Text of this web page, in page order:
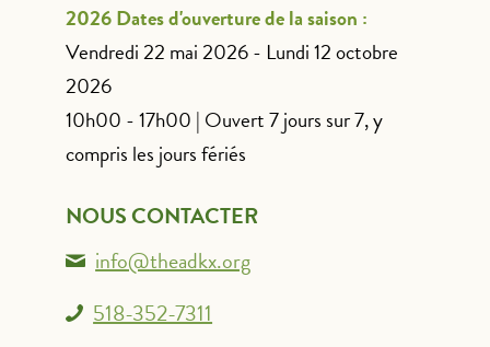
2026 Dates d'ouverture de la saison :
Vendredi 22 mai 2026 - Lundi 12 octobre
2026
10h00 - 17h00 | Ouvert 7 jours sur 7, y
compris les jours fériés
NOUS CONTACTER
info@theadkx.org
518-352-7311